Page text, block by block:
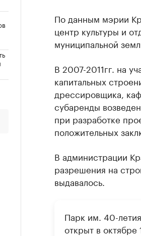
По данным мэрии
центр культуры и
муниципальной
В 2007-2011гг. на
капитальных
дрессировщика,
субаренды
при разработке
положительных
В администрации
разрешения на
выдавалось.
Парк им. 40-
открыт в октябре